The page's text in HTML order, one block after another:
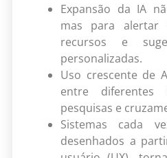
Expansão da IA
mas para alertar
recursos e
personalizadas.
Uso crescente de
entre diferentes
pesquisas e
Sistemas cada
desenhados a